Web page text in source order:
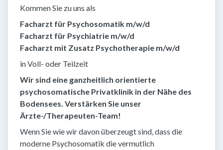
Kommen Sie zu uns als
Facharzt für Psychosomatik m/w/d
Facharzt für Psychiatrie m/w/d
Facharzt mit Zusatz Psychotherapie m/w/d
in Voll- oder Teilzeit
Wir sind eine ganzheitlich orientierte
psychosomatische Privatklinik in der Nähe des
Bodensees. Verstärken Sie unser
Ärzte-/Therapeuten-Team!
Wenn Sie wie wir davon überzeugt sind, dass die
moderne Psychosomatik die vermutlich